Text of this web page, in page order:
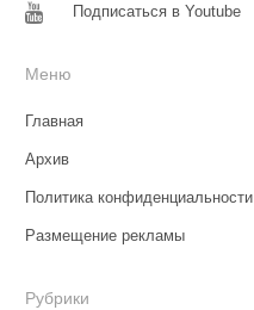
Подписаться в Youtube
Меню
Главная
Архив
Политика конфиденциальности
Размещение рекламы
Рубрики